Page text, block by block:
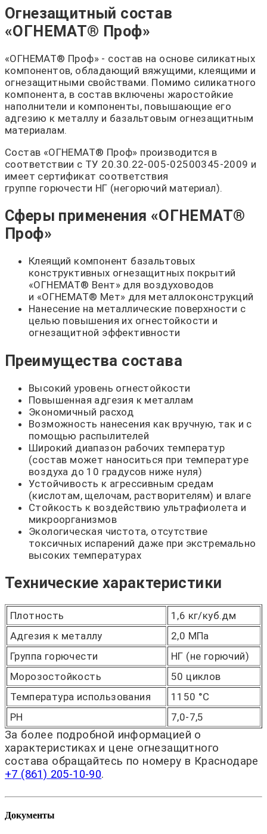
Огнезащитный состав
«ОГНЕМАТ® Проф»
«ОГНЕМАТ® Проф» - состав на основе силикатных
компонентов, обладающий вяжущими, клеящими и
огнезащитными свойствами. Помимо силикатного
компонента, в состав включены жаростойкие
наполнители и компоненты, повышающие его
адгезию к металлу и базальтовым огнезащитным
материалам.
Состав «ОГНЕМАТ® Проф» производится в
соответствии с ТУ 20.30.22-005-02500345-2009 и
имеет сертификат соответствия
группе горючести НГ (негорючий материал).
Сферы применения «ОГНЕМАТ®
Проф»
Клеящий компонент базальтовых
конструктивных огнезащитных покрытий
«ОГНЕМАТ® Вент» для воздуховодов
и «ОГНЕМАТ® Мет» для металлоконструкций
Нанесение на металлические поверхности с
целью повышения их огнестойкости и
огнезащитной эффективности
Преимущества состава
Высокий уровень огнестойкости
Повышенная адгезия к металлам
Экономичный расход
Возможность нанесения как вручную, так и с
помощью распылителей
Широкий диапазон рабочих температур
(состав может наноситься при температуре
воздуха до 10 градусов ниже нуля)
Устойчивость к агрессивным средам
(кислотам, щелочам, растворителям) и влаге
Стойкость к воздействию ультрафиолета и
микроорганизмов
Экологическая чистота, отсутствие
токсичных испарений даже при экстремально
высоких температурах
Технические характеристики
Плотность
1,6 кг/куб.дм
Адгезия к металлу
2,0 МПа
Группа горючести
НГ (не горючий)
Морозостойкость
50 циклов
Температура использования
1150 °С
РН
7,0-7,5
За более подробной информацией о
характеристиках и цене огнезащитного
состава обращайтесь по номеру в Краснодаре
+7 (861) 205-10-90.
Документы